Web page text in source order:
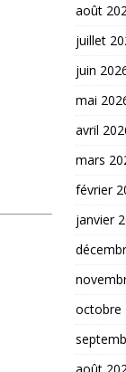
août
juillet
juin
mai
avril
mars
février
janvier
octobre